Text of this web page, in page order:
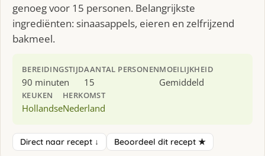
genoeg voor 15 personen. Belangrijkste
ingrediënten: sinaasappels, eieren en zelfrijzend
bakmeel.
BEREIDINGSTIJD
90 minuten
AANTAL PERSONEN
15
MOEILIJKHEID
Gemiddeld
KEUKEN
Hollandse
HERKOMST
Nederland
Direct naar recept ↓ Beoordeel dit recept ★